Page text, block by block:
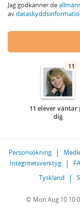
Jag godkänner de
av
11
11 elever väntar
dig
Personsökning
Integritetsverktyg
Tyskland
© Mon Aug 10